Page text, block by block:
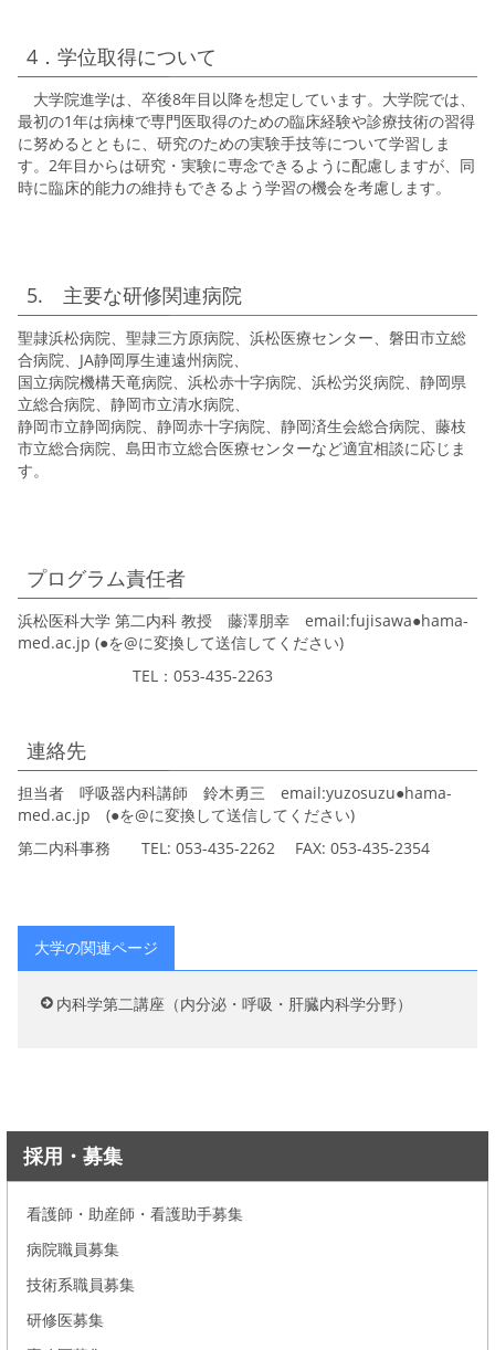
4．学位取得について
大学院進学は、卒後8年目以降を想定しています。大学院では、
最初の1年は病棟で専門医取得のための臨床経験や診療技術の習得
に努めるとともに、研究のための実験手技等について学習しま
す。2年目からは研究・実験に専念できるように配慮しますが、同
時に臨床的能力の維持もできるよう学習の機会を考慮します。
5. 主要な研修関連病院
聖隷浜松病院、聖隷三方原病院、浜松医療センター、磐田市立総
合病院、JA静岡厚生連遠州病院、
国立病院機構天竜病院、浜松赤十字病院、浜松労災病院、静岡県
立総合病院、静岡市立清水病院、
静岡市立静岡病院、静岡赤十字病院、静岡済生会総合病院、藤枝
市立総合病院、島田市立総合医療センターなど適宜相談に応じま
す。
プログラム責任者
浜松医科大学 第二内科 教授 藤澤朋幸 email:fujisawa●hama-
med.ac.jp (●を@に変換して送信してください)
TEL：053-435-2263
連絡先
担当者 呼吸器内科講師 鈴木勇三 email:yuzosuzu●hama-
med.ac.jp (●を@に変換して送信してください)
第二内科事務 TEL: 053-435-2262 FAX: 053-435-2354
大学の関連ページ
内科学第二講座（内分泌・呼吸・肝臓内科学分野）
採用・募集
看護師・助産師・看護助手募集
病院職員募集
技術系職員募集
研修医募集